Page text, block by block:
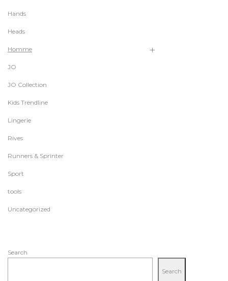
Hands
Heads
Homme
JO
JO Collection
Kids Trendline
Lingerie
Rives
Runners & Sprinter
Sport
tools
Uncategorized
Search
Search